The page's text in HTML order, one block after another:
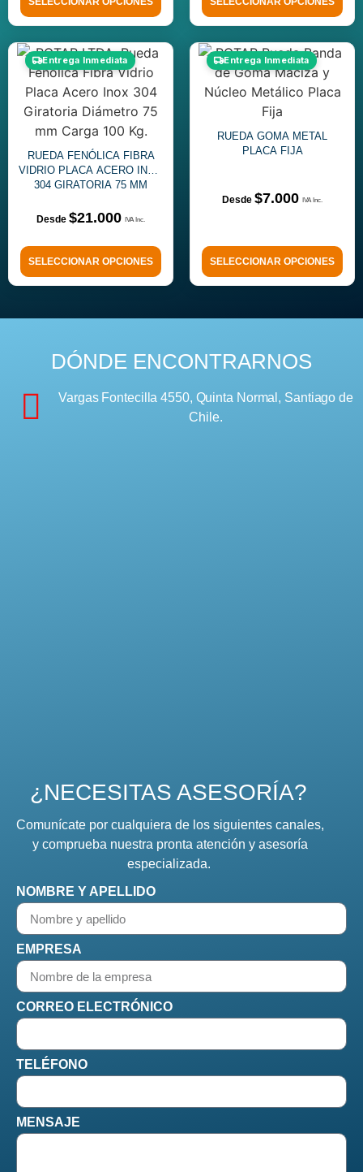
Entrega Inmediata
RUEDA FENÓLICA FIBRA
VIDRIO PLACA ACERO INOX
304 GIRATORIA 75 MM
$21.000
SELECCIONAR OPCIONES
Entrega Inmediata
RUEDA GOMA METAL
PLACA FIJA
$7.000
SELECCIONAR OPCIONES
DÓNDE ENCONTRARNOS
Vargas Fontecilla 4550, Quinta Normal, Santiago de
Chile.
¿NECESITAS ASESORÍA?
Comunícate por cualquiera de los siguientes canales,
y comprueba nuestra pronta atención y asesoría
especializada.
NOMBRE Y APELLIDO
EMPRESA
CORREO ELECTRÓNICO
TELÉFONO
MENSAJE